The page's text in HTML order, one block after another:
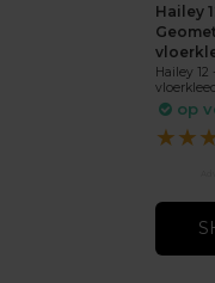
Hailey
Hailey
vloerkleed
op
★★